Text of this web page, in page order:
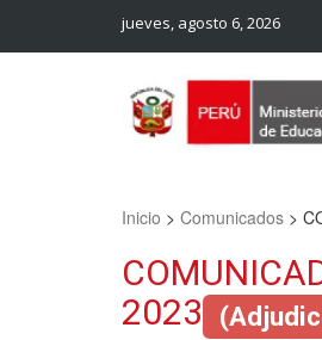
jueves, agosto 6, 2026
Inicio > Comunicados >
2023